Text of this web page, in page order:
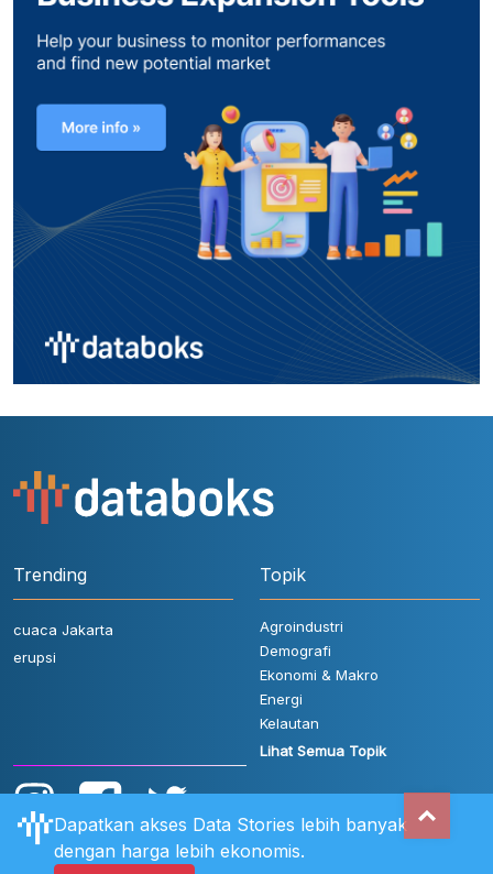
Trending
cuaca Jakarta
erupsi
Topik
Agroindustri
Demografi
Ekonomi & Makro
Energi
Kelautan
Lihat Semua Topik
Dapatkan akses Data Stories lebih banyak
dengan harga lebih ekonomis.